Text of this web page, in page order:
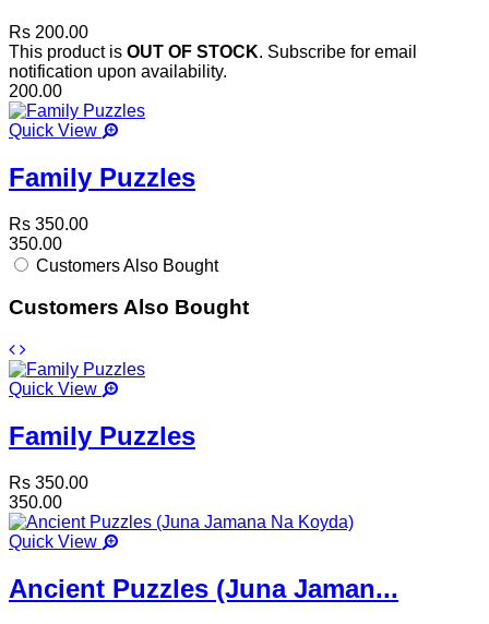
Rs 200.00
This product is OUT OF STOCK. Subscribe for email
notification upon availability.
200.00
Quick View
Family Puzzles
Rs 350.00
350.00
Customers Also Bought
Customers Also Bought
Quick View
Family Puzzles
Rs 350.00
350.00
Quick View
Ancient Puzzles (Juna Jaman...